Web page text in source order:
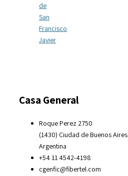
de
San
Francisco
Javier
Casa General
Roque Perez 2750
(1430) Ciudad de Buenos Aires
Argentina
+54 11 4542-4198
cgenfic@fibertel.com